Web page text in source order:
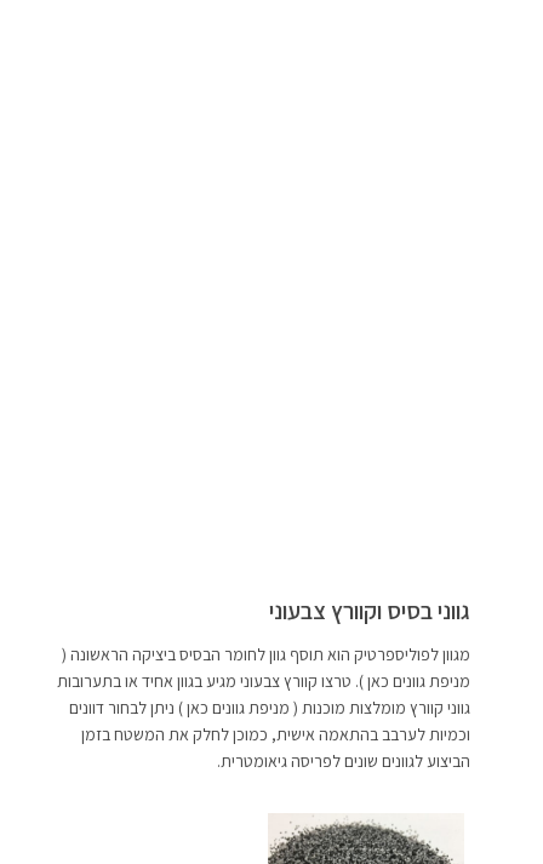
גווני בסיס וקוורץ צבעוני
מגוון לפוליספרטיק הוא תוסף גוון לחומר הבסיס ביציקה הראשונה (
מניפת גוונים כאן ). טרצו קוורץ צבעוני מגיע בגוון אחיד או בתערובות
גווני קוורץ מומלצות מוכנות ( מניפת גוונים כאן ) ניתן לבחור דוונים
וכמיות לערבב בהתאמה אישית, כמוכן לחלק את המשטח בזמן
הביצוע לגוונים שונים לפריסה גיאומטרית.